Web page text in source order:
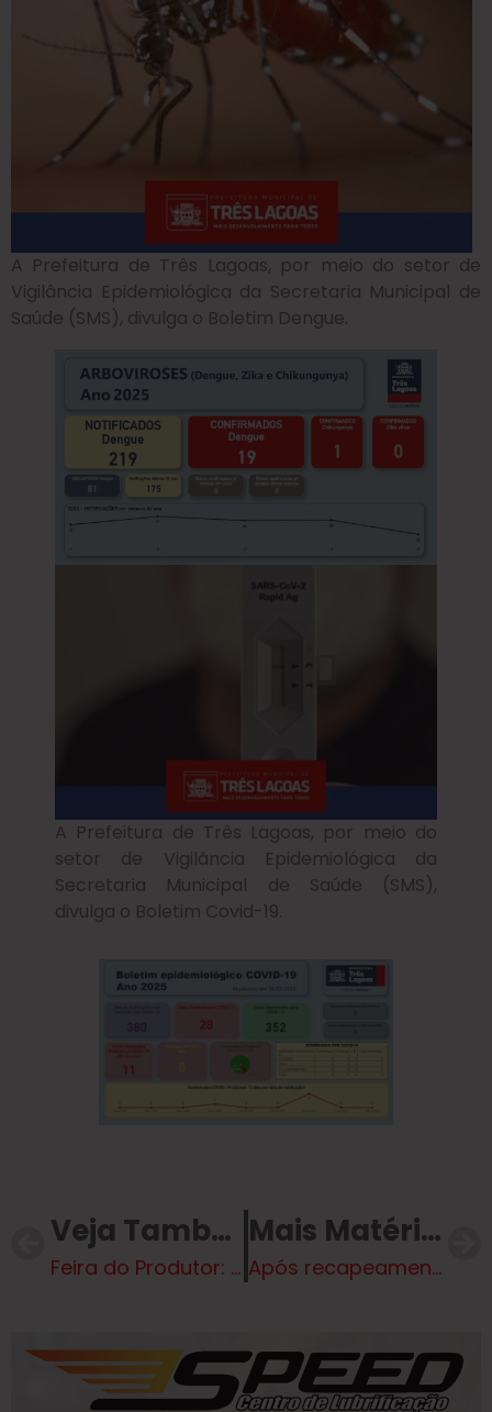
A Prefeitura de Três Lagoas, por meio do setor de
Vigilância Epidemiológica da Secretaria Municipal de
Saúde (SMS), divulga o Boletim Dengue.
A Prefeitura de Três Lagoas, por meio do
setor de Vigilância Epidemiológica da
Secretaria Municipal de Saúde (SMS),
divulga o Boletim Covid-19.
Veja Também
Feira do Produtor: Prefeitura e feirantes alinham melhorias para fortalecer o comércio local
Mais Matérias
Após recapeamento, trecho da Avenida do Balneário recebe nova sinalização de trânsito